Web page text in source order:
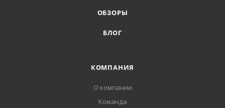
ОБЗОРЫ
БЛОГ
КОМПАНИЯ
О компании
Команда